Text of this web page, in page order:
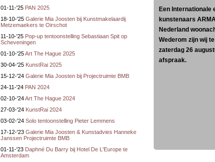
01-11-'25 PAN 2025
18-10-'25 Galerie Mia Joosten bij Kunstmakelaardij
Metzemaekers te Oirschot
11-10-'25 Pop-up tentoonstelling Sebastiaan Spit op
Scheveningen
01-10-'25Art The Hague 2025
30-04-'25 KunstRai 2025
15-12-'24 Galerie Mia Joosten bij Projectruimte BMB
24-11-'24 PAN 2024
02-10-'24Art The Hague 2024
27-03-'24 KunstRai 2024
03-02-'24 Solo tentoonstelling Pieter Lemmens
17-12-'23 Galerie Mia Joosten & Kunstadvies Hanneke
Janssen Projectruimte BMB
01-11-'23 Daphné Du Barry bij Hotel De L'Europe te
Amsterdam
Een
kunstenaars
Nederland
Wederom zijn wij
zaterdag 26
afspraak.